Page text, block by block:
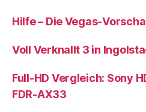
Hilfe – Die Vegas-
Voll Verknallt 3 in
Full-HD Vergleich: Sony
FDR-AX33